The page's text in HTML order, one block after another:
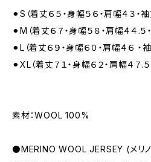
⚫︎S（着丈６５・身幅５６・肩幅４３・
⚫︎M（着丈６７・身幅５８・肩幅４４.５
⚫︎L（着丈６９・身幅６０・肩幅４６ ・
⚫︎XL（着丈７１・身幅６２・肩幅４７.
素材：WOOL 100%
⚫️MERINO WOOL JERSEY (メリ